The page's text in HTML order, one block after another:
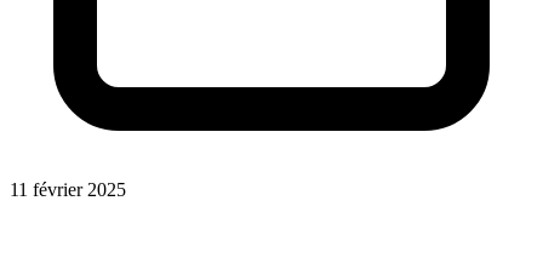
11 février 2025